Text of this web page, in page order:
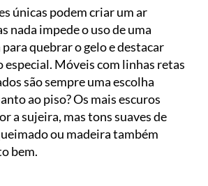
únicas podem criar um ar
nada impede o uso de uma
quebrar o gelo e destacar
especial. Móveis com linhas retas
são sempre uma escolha
ao piso? Os mais escuros
a sujeira, mas tons suaves de
ou madeira também
bem.